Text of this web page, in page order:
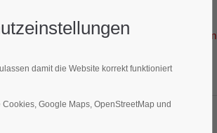
Produkte Anwendungen
damit die Website korrekt funktioniert
Google Maps, OpenStreetMap und